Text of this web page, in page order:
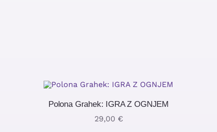
Polona Grahek: IGRA Z OGNJEM
29,00 €